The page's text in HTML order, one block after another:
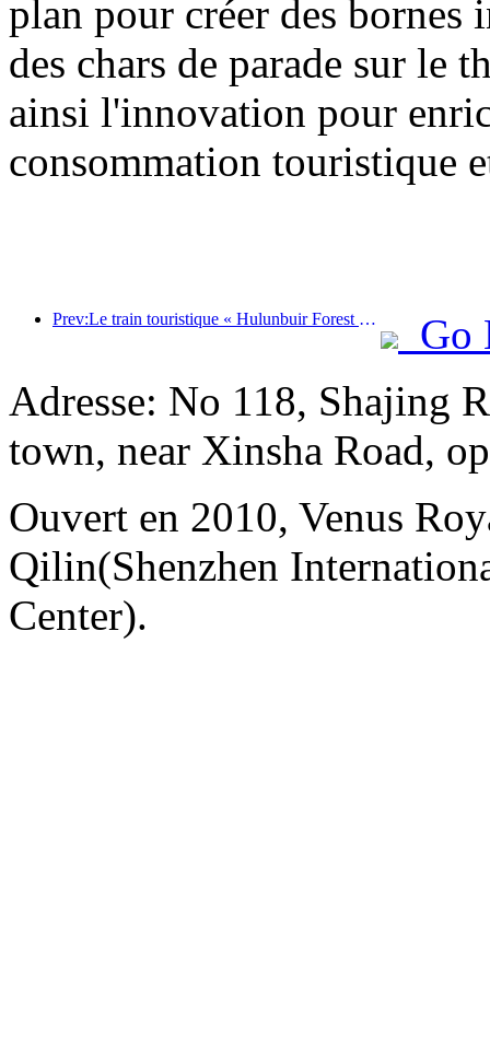
plan pour créer des
des chars de parade sur le
ainsi l'innovation pour
consommation touristique
Prev:Le train touristique « Hulunbuir Forest Rendezvous - Daxinganling Express - Starlight Train - Tianyi Journey » effectue son voyage inaugural.
Go
Adresse: No 118, Shajing
town, near Xinsha Road,
Ouvert en 2010, Venus
Qilin(Shenzhen
Center).